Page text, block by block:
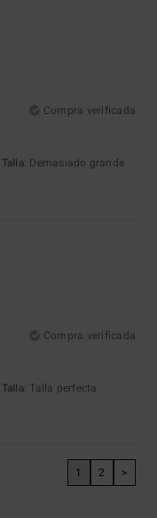
Compra verificada
Talla: Demasiado grande
Compra verificada
Talla: Talla perfecta
1 2 >